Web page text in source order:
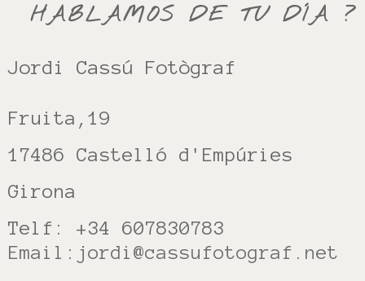
HABLAMOS DE TU DÍA ?
Jordi Cassú Fotògraf
Fruita,19
17486 Castelló d'Empúries
Girona
Telf: +34 607830783
Email: jordi@cassufotograf.net